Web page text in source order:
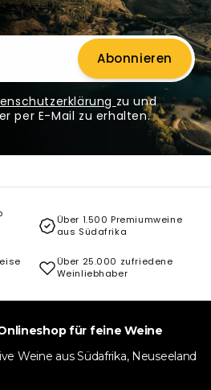
Abonnieren
zu und
per E-Mail zu erhalten.
Über 1.500 Premiumweine
aus Südafrika
Über 25.000 zufriedene
Weinliebhaber
für feine Weine
Weine aus Südafrika, Neuseeland